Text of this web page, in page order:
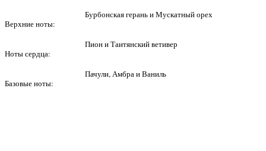
Верхние ноты:
Бурбонская герань и Мускатный орех
Ноты сердца:
Пион и Таитянский ветивер
Базовые ноты:
Пачули, Амбра и Ваниль